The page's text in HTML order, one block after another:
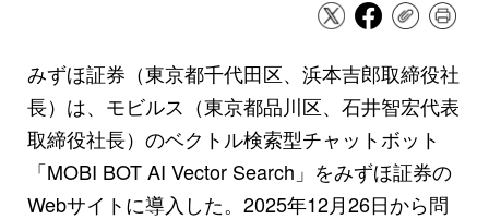
みずほ証券（東京都千代田区、浜本吉郎取締役社
長）は、モビルス（東京都品川区、石井智宏代表
取締役社長）のベクトル検索型チャットボット
「MOBI BOT AI Vector Search」をみずほ証券の
Webサイトに導入した。2025年12月26日から問